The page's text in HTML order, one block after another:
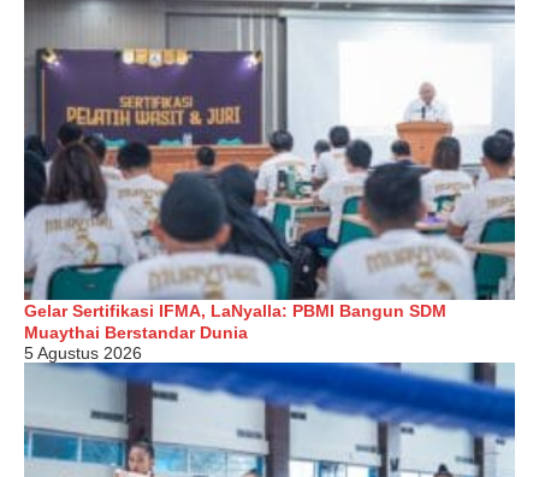
Gelar Sertifikasi IFMA, LaNyalla: PBMI Bangun SDM
Muaythai Berstandar Dunia
5 Agustus 2026